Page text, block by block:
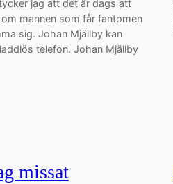
jag att det är dags att
mannen som får fantomen
sig. Johan Mjällby kan
telefon. Johan Mjällby
missat